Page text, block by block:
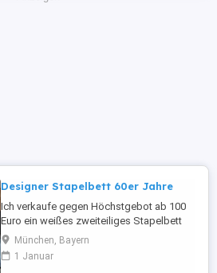
Designer Stapelbett 60er Jahre
Ich verkaufe gegen Höchstgebot ab 100
Euro ein weißes zweiteiliges Stapelbett
aus Massivholz (Designer Rolf Heide) bei
Bedarf inklusive Lattenroste und
Matratzen. Das Bett ist ideal für kleine
München, Bayern
1 Januar